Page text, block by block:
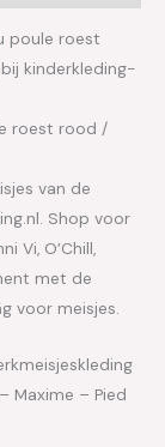
poule roest
kinderkleding-
roest rood /
van de
Shop voor
Vi, O’Chill,
met de
voor meisjes.
Maxime – Pied